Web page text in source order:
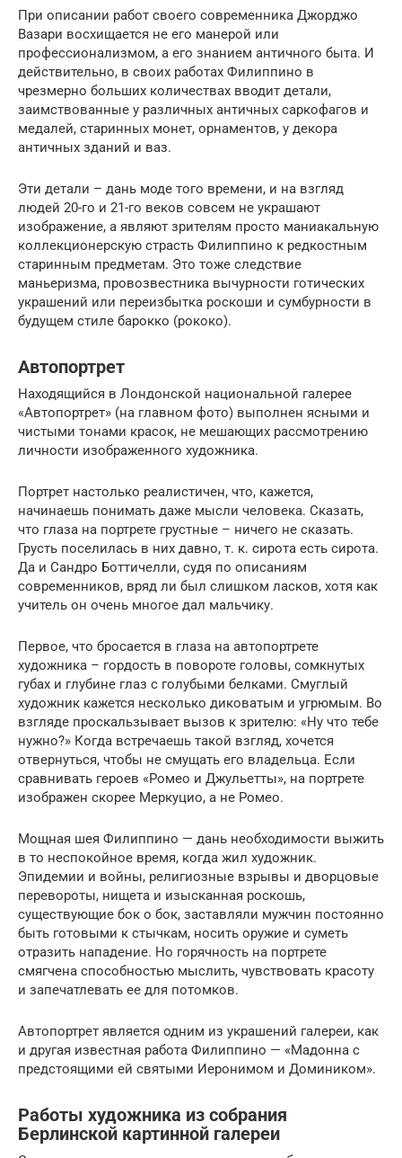
При описании работ своего современника Джорджо
Вазари восхищается не его манерой или
профессионализмом, а его знанием античного быта. И
действительно, в своих работах Филиппино в
чрезмерно больших количествах вводит детали,
заимствованные у различных античных саркофагов и
медалей, старинных монет, орнаментов, у декора
античных зданий и ваз.
Эти детали – дань моде того времени, и на взгляд
людей 20-го и 21-го веков совсем не украшают
изображение, а являют зрителям просто маниакальную
коллекционерскую страсть Филиппино к редкостным
старинным предметам. Это тоже следствие
маньеризма, провозвестника вычурности готических
украшений или переизбытка роскоши и сумбурности в
будущем стиле барокко (рококо).
Автопортрет
Находящийся в Лондонской национальной галерее
«Автопортрет» (на главном фото) выполнен ясными и
чистыми тонами красок, не мешающих рассмотрению
личности изображенного художника.
Портрет настолько реалистичен, что, кажется,
начинаешь понимать даже мысли человека. Сказать,
что глаза на портрете грустные – ничего не сказать.
Грусть поселилась в них давно, т. к. сирота есть сирота.
Да и Сандро Боттичелли, судя по описаниям
современников, вряд ли был слишком ласков, хотя как
учитель он очень многое дал мальчику.
Первое, что бросается в глаза на автопортрете
художника – гордость в повороте головы, сомкнутых
губах и глубине глаз с голубыми белками. Смуглый
художник кажется несколько диковатым и угрюмым. Во
взгляде проскальзывает вызов к зрителю: «Ну что тебе
нужно?» Когда встречаешь такой взгляд, хочется
отвернуться, чтобы не смущать его владельца. Если
сравнивать героев «Ромео и Джульетты», на портрете
изображен скорее Меркуцио, а не Ромео.
Мощная шея Филиппино — дань необходимости выжить
в то неспокойное время, когда жил художник.
Эпидемии и войны, религиозные взрывы и дворцовые
перевороты, нищета и изысканная роскошь,
существующие бок о бок, заставляли мужчин постоянно
быть готовыми к стычкам, носить оружие и суметь
отразить нападение. Но горячность на портрете
смягчена способностью мыслить, чувствовать красоту
и запечатлевать ее для потомков.
Автопортрет является одним из украшений галереи, как
и другая известная работа Филиппино — «Мадонна с
предстоящими ей святыми Иеронимом и Домиником».
Работы художника из собрания
Берлинской картинной галереи